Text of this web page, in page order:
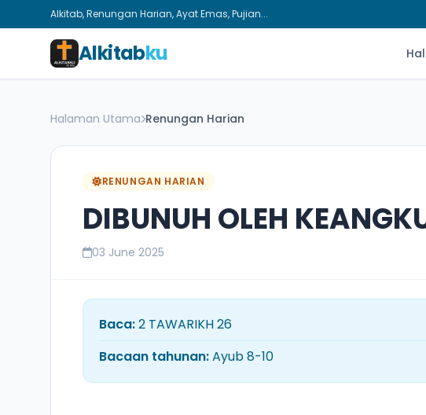
Alkitab, Renungan Harian, Ayat Emas, Pujian...
Alkitabku
Halaman Utama Renungan Harian
RENUNGAN HARIAN
DIBUNUH OLEH
03 June 2025
Baca:2 TAWARIKH 26
Bacaan tahunan:Ayub 8-10